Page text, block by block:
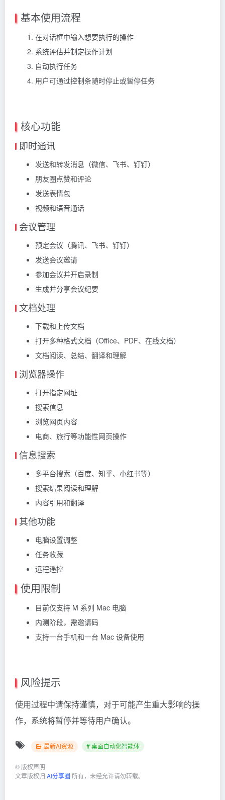
基本使用流程
在对话框中输入想要执行的操作
系统评估并制定操作计划
自动执行任务
用户可通过控制条随时停止或暂停任务
核心功能
即时通讯
发送和转发消息（微信、飞书、钉钉）
朋友圈点赞和评论
发送表情包
视频和语音通话
会议管理
预定会议（腾讯、飞书、钉钉）
发送会议邀请
参加会议并开启录制
生成并分享会议纪要
文档处理
下载和上传文档
打开多种格式文档（Office、PDF、在线文档）
文档阅读、总结、翻译和理解
浏览器操作
打开指定网址
搜索信息
浏览网页内容
电商、旅行等功能性网页操作
信息搜索
多平台搜索（百度、知乎、小红书等）
搜索结果阅读和理解
内容引用和翻译
其他功能
电脑设置调整
任务收藏
远程遥控
使用限制
目前仅支持 M 系列 Mac 电脑
内测阶段，需邀请码
支持一台手机和一台 Mac 设备使用
风险提示
使用过程中请保持谨慎，对于可能产生重大影响的操
作，系统将暂停并等待用户确认。
最新AI资源 # 桌面自动化智能体
© 版权声明
文章版权归 AI分享圈 所有，未经允许请勿转载。